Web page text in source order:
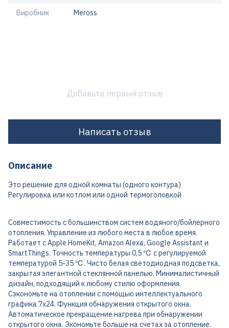
Виробник Meross
Добавьте первый отзыв
Написать отзыв
Описание
Это решение для одной комнаты (одного контура)
Регулировка или котлом или одной термоголовкой
Совместимость с большинством систем водяного/бойлерного
отопления. Управление из любого места в любое время.
Работает с Apple HomeKit, Amazon Alexa, Google Assistant и
SmartThings. Точность температуры 0,5 ℃ с регулируемой
температурой 5-35 ℃. Чисто белая светодиодная подсветка,
закрытая элегантной стеклянной панелью. Минималистичный
дизайн, подходящий к любому стилю оформления.
Сэкономьте на отоплении с помощью интеллектуального
графика 7x24. Функция обнаружения открытого окна.
Автоматическое прекращение нагрева при обнаружении
открытого окна. Экономьте больше на счетах за отопление.